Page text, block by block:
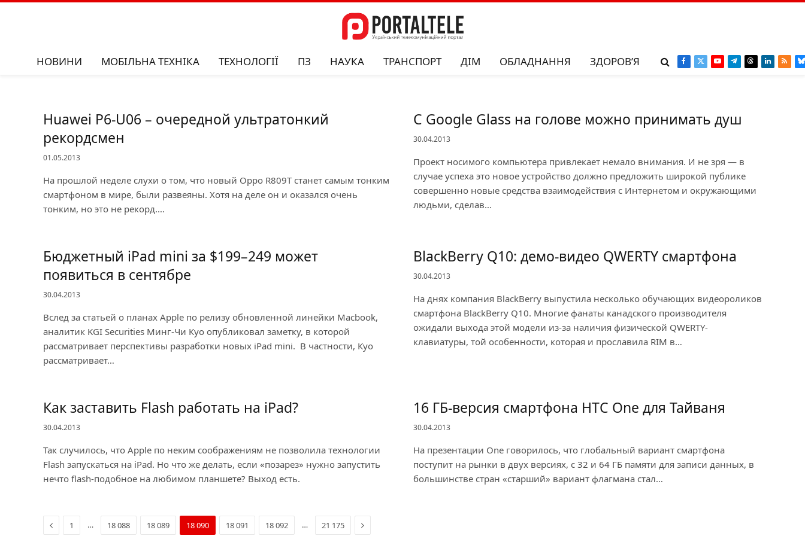
НОВИНИ МОБІЛЬНА ТЕХНІКА ТЕХНОЛОГІЇ ПЗ НАУКА ТРАНСПОРТ ДІМ ОБЛАДНАННЯ ЗДОРОВ’Я Facebook
X
YouTubeTelegram
ThreadsLinkedIn
RSS
Huawei P6-U06 – очередной ультратонкий
рекордсмен
01.05.2013
На прошлой неделе слухи о том, что новый Oppo R809T станет самым тонким
смартфоном в мире, были развеяны. Хотя на деле он и оказался очень
тонким, но это не рекорд.…
С Google Glass на голове можно принимать душ
30.04.2013
Проект носимого компьютера привлекает немало внимания. И не зря — в
случае успеха это новое устройство должно предложить широкой публике
совершенно новые средства взаимодействия с Интернетом и окружающими
людьми, сделав…
Бюджетный iPad mini за $199–249 может
появиться в сентябре
30.04.2013
Вслед за статьей о планах Apple по релизу обновленной линейки Macbook,
аналитик KGI Securities Минг-Чи Куо опубликовал заметку, в которой
рассматривает перспективы разработки новых iPad mini. В частности, Куо
рассматривает…
BlackBerry Q10: демо-видео QWERTY смартфона
30.04.2013
На днях компания BlackBerry выпустила несколько обучающих видеороликов
смартфона BlackBerry Q10. Многие фанаты канадского производителя
ожидали выхода этой модели из-за наличия физической QWERTY-
клавиатуры, той особенности, которая и прославила RIM в…
Как заставить Flash работать на iPad?
30.04.2013
Так случилось, что Apple по неким соображениям не позволила технологии
Flash запускаться на iPad. Но что же делать, если «позарез» нужно запустить
нечто flash-подобное на любимом планшете? Выход есть.
16 ГБ-версия смартфона HTC One для Тайваня
30.04.2013
На презентации One говорилось, что глобальный вариант смартфона
поступит на рынки в двух версиях, с 32 и 64 ГБ памяти для записи данных, в
большинстве стран «старший» вариант флагмана стал…
Previous
1 … 18 088 18 089 18 090 18 091 18 092 … 21 175 Next